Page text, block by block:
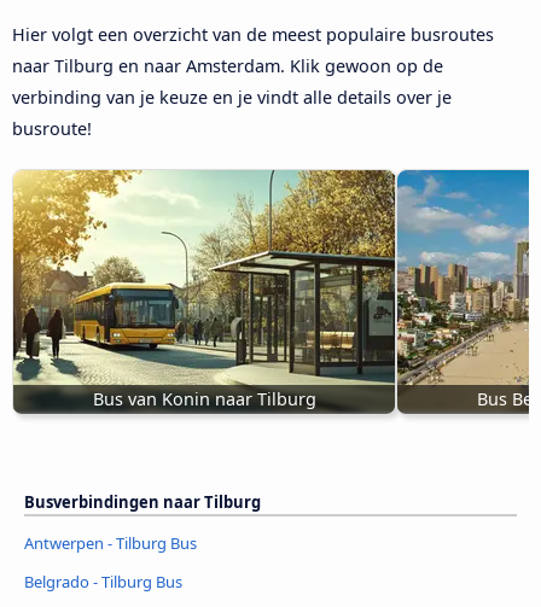
Hier volgt een overzicht van de meest populaire busroutes
naar Tilburg en naar Amsterdam. Klik gewoon op de
verbinding van je keuze en je vindt alle details over je
busroute!
Bus van Konin naar Tilburg Bus
Busverbindingen naar Tilburg
Antwerpen - Tilburg Bus
Belgrado - Tilburg Bus